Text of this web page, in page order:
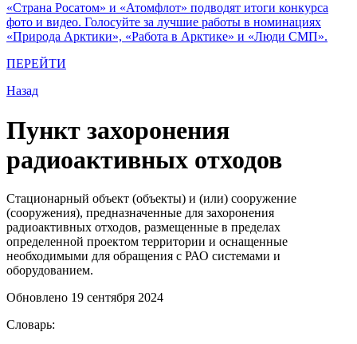
«Страна Росатом» и «Атомфлот» подводят итоги конкурса
фото и видео. Голосуйте за лучшие работы в номинациях
«Природа Арктики», «Работа в Арктике» и «Люди СМП».
ПЕРЕЙТИ
Назад
Пункт захоронения
радиоактивных отходов
Стационарный объект (объекты) и (или) сооружение
(сооружения), предназначенные для захоронения
радиоактивных отходов, размещенные в пределах
определенной проектом территории и оснащенные
необходимыми для обращения с РАО системами и
оборудованием.
Обновлено 19 сентября 2024
Словарь: